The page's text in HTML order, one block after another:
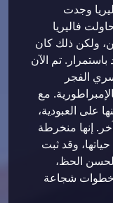
وجدت
فاليريا
ولكن ذلك كان
باستمرار. تم الآن
الفجر
مع
على العبودية،
إنها منخرطة
وقد ثبت
لحسن الحظ،
خطوات شجاعة